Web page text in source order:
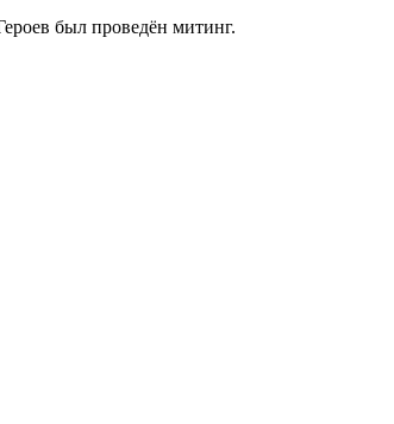
был проведён митинг.